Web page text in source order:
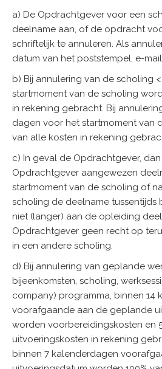
a) De Opdrachtgever voor een
deelname aan, of de opdracht
schriftelijk te annuleren. Als
datum van het poststempel, e-
b) Bij annulering van de scholing
startmoment van de scholing
in rekening gebracht. Bij
dagen voor het startmoment van
van alle kosten in rekening
c) In geval de Opdrachtgever,
Opdrachtgever aangewezen
startmoment van de scholing of
scholing de deelname tussentijds
niet (langer) aan de opleiding
Opdrachtgever geen recht op
in een andere scholing.
d) Bij annulering van geplande
bijeenkomsten, scholing,
company) programma, binnen 14
voorafgaande aan de geplande
worden voorbereidingskosten en
uitvoeringskosten in rekening
binnen 7 kalenderdagen